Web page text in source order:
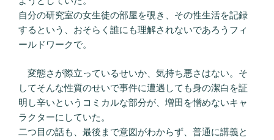
自分の研究室の女生徒の部屋を覗き、その性生活を記録
するという、おそらく誰にも理解されないであろうフィ
ールドワークで。
変態さが際立っているせいか、気持ち悪さはない。そ
してそんな性質のせいで事件に遭遇しても身の潔白を証
明し辛いというコミカルな部分が、増田を憎めないキャ
ラクターにしていた。
二つ目の話も、最後まで意図がわからず、普通に講義と